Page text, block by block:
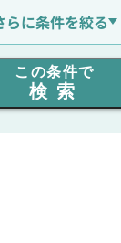
選ぶ
らに条件を絞る
この条件で
検索